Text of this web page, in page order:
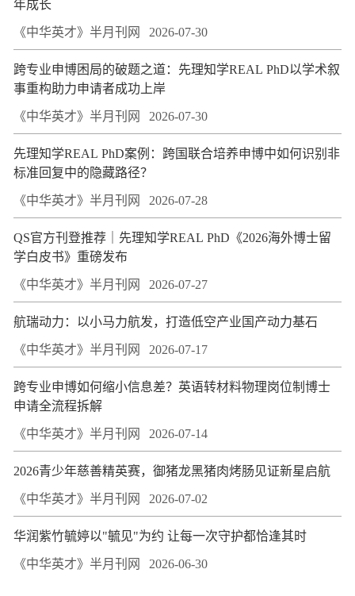
年成长
《中华英才》半月刊网 2026-07-30
跨专业申博困局的破题之道：先理知学REAL PhD以学术叙
事重构助力申请者成功上岸
《中华英才》半月刊网 2026-07-30
先理知学REAL PhD案例：跨国联合培养申博中如何识别非
标准回复中的隐藏路径？
《中华英才》半月刊网 2026-07-28
QS官方刊登推荐｜先理知学REAL PhD《2026海外博士留
学白皮书》重磅发布
《中华英才》半月刊网 2026-07-27
航瑞动力：以小马力航发，打造低空产业国产动力基石
《中华英才》半月刊网 2026-07-17
跨专业申博如何缩小信息差？英语转材料物理岗位制博士
申请全流程拆解
《中华英才》半月刊网 2026-07-14
2026青少年慈善精英赛，御猪龙黑猪肉烤肠见证新星启航
《中华英才》半月刊网 2026-07-02
华润紫竹毓婷以"毓见"为约 让每一次守护都恰逢其时
《中华英才》半月刊网 2026-06-30